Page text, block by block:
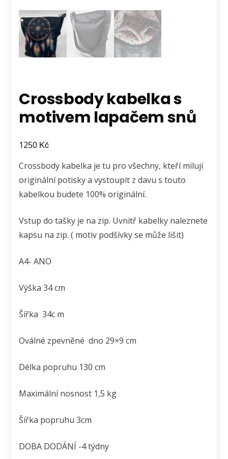
Crossbody kabelka s
motivem lapačem snů
1250 Kč
Crossbody kabelka je tu pro všechny, kteří milují
originální potisky a vystoupit z davu s touto
kabelkou budete 100% originální.
Vstup do tašky je na zip. Uvnitř kabelky naleznete
kapsu na zip. ( motiv podšívky se může lišit)
A4- ANO
Výška 34 cm
Šířka 34c m
Oválné zpevněné dno 29×9 cm
Délka popruhu 130 cm
Maximální nosnost 1,5 kg
Šířka popruhu 3cm
DOBA DODÁNÍ -4 týdny